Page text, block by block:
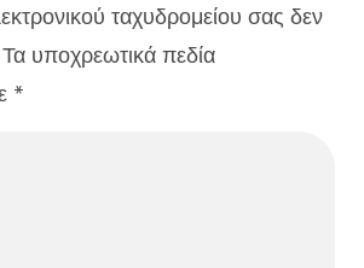
ταχυδρομείου σας δεν
Τα υποχρεωτικά πεδία
*